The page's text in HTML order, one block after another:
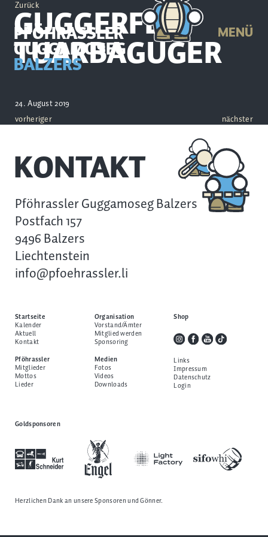
PFÖHRASSLER
GUGGAMOSEG
BALZERS
MENÜ
Zurück
GUGGERFEST
TUARBAGUGER
24. August 2019
vorheriger
nächster
KONTAKT
Pföhrassler Guggamoseg Balzers
Postfach 157
9496 Balzers
Liechtenstein
info@pfoehrassler.li
Startseite
Kalender
Aktuell
Kontakt
Pföhrassler
Mitglieder
Mottos
Lieder
Organisation
Vorstand/Ämter
Mitglied werden
Sponsoring
Medien
Fotos
Videos
Downloads
Shop
Links
Impressum
Datenschutz
Login
Goldsponsoren
Herzlichen Dank an unsereSponsoren und Gönner.